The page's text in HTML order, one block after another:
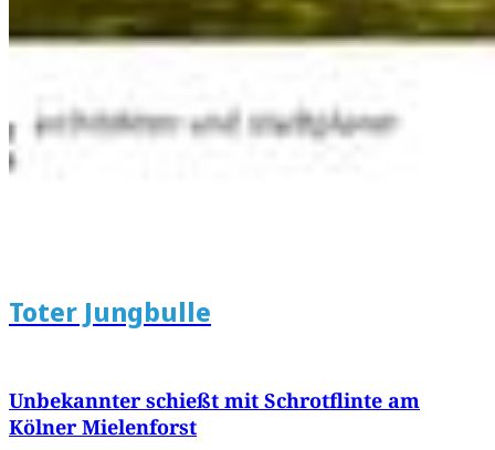
Toter Jungbulle
Unbekannter schießt mit Schrotflinte am
Kölner Mielenforst